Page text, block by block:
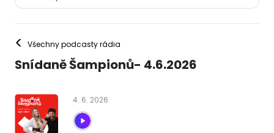
< Všechny podcasty rádia
Snídaně Šampionů- 4.6.2026
4. 6. 2026